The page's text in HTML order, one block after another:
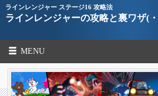
ラインレンジャー ステージ16 攻略法
ラインレンジャーの攻略と裏ワザ(
MENU